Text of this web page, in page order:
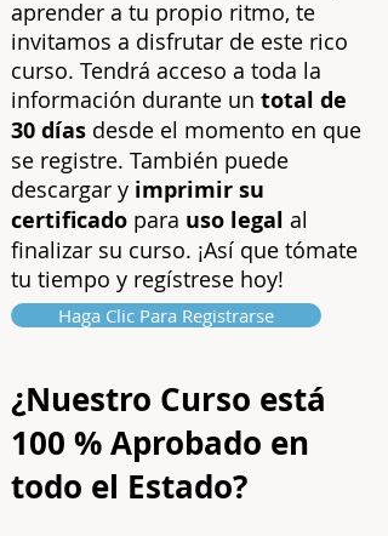
aprender a tu propio ritmo, te
invitamos a disfrutar de este rico
curso. Tendrá acceso a toda la
información durante un total de
30 días desde el momento en que
se registre. También puede
descargar y imprimir su
certificado para uso legal al
finalizar su curso. ¡Así que tómate
tu tiempo y regístrese hoy!
¿Nuestro Curso está
100 % Aprobado en
todo el Estado?
Haga Clic Para Registrarse